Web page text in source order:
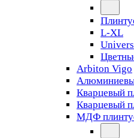
L-XL
Arbiton Vigo
Кварцевый
Кварцевый
МДФ